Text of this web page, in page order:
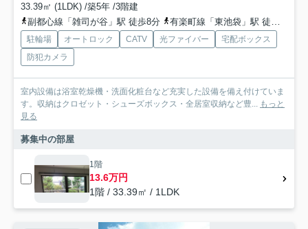
33.39㎡ (1LDK) /築5年 /3階建
副都心線「雑司が谷」駅 徒歩8分
有楽町線「東池袋」駅 徒歩8分
駐輪場 オートロック CATV 光ファイバー
宅配ボックス
防犯カメラ
室内設備は浴室乾燥機・洗面化粧台など充実した設備を備え付けていま
す。収納はクロゼット・シューズボックス・全居室収納など豊... もっと
見る
募集中の部屋
1階
13.6万円
1階 / 33.39㎡ / 1LDK